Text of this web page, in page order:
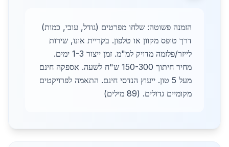
הזמנה פשוטה: שלחו מפרטים (גודל, עובי, כמות)
דרך טופס מקוון או טלפון. בקריית אונו, שירות
לייזר/פלזמה מדויק למ"מ. זמן ייצור 1-3 ימים.
מחיר חיתוך 150-300 ש"ח לשעה. אספקה חינם
מעל 5 טון. ייעוץ הנדסי חינם. התאמה לפרויקטים
מקומיים גדולים. (89 מילים)